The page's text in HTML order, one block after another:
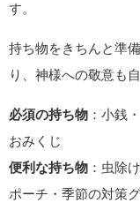
す。
持ち物をきちんと準
り、神様への敬意も
必須の持ち物 ：小銭
おみくじ
便利な持ち物 ：虫除
ポーチ・季節の対策